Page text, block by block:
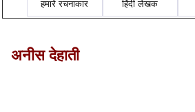
हमारे रचनाकार हिंदी लेखक
अनीस देहाती